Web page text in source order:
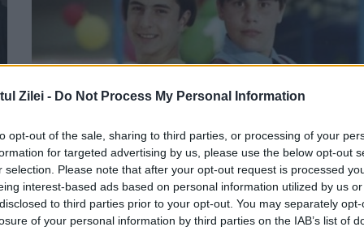
Zilei - Do Not Process My Personal Information
opt-out of the sale, sharing to third parties, or processing of your
for targeted advertising by us, please use the below opt-out
selection. Please note that after your opt-out request is processed
interest-based ads based on personal information utilized by us
to third parties prior to your opt-out. You may separately
of your personal information by third parties on the IAB’s list of
Il mai tineti minte pe "Abramburici"?